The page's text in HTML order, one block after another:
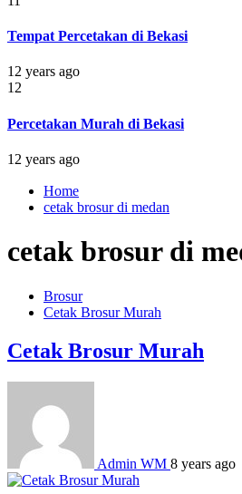
Tempat Percetakan di Bekasi
12 years ago
12
Percetakan Murah di Bekasi
12 years ago
Home
cetak brosur di medan
cetak brosur di
Brosur
Cetak Brosur Murah
Cetak Brosur Murah
Admin WM 8 years ago